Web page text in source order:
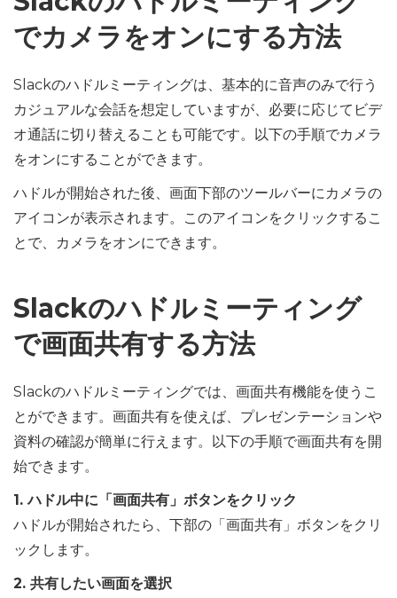
でカメラをオンにする方法
Slackのハドルミーティングは、基本的に音声のみで行う
カジュアルな会話を想定していますが、必要に応じてビデ
オ通話に切り替えることも可能です。以下の手順でカメラ
をオンにすることができます。
ハドルが開始された後、画面下部のツールバーにカメラの
アイコンが表示されます。このアイコンをクリックするこ
とで、カメラをオンにできます。
Slackのハドルミーティング
で画面共有する方法
Slackのハドルミーティングでは、画面共有機能を使うこ
とができます。画面共有を使えば、プレゼンテーションや
資料の確認が簡単に行えます。以下の手順で画面共有を開
始できます。
1. ハドル中に「画面共有」ボタンをクリック
ハドルが開始されたら、下部の「画面共有」ボタンをクリ
ックします。
2. 共有したい画面を選択